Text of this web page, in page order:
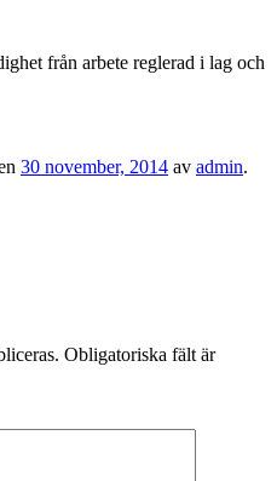
från arbete reglerad i lag och
30 november, 2014 av admin.
Obligatoriska fält är